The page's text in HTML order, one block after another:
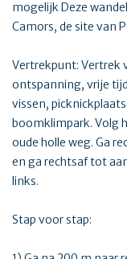
mogelijk Deze
Camors, de site van
Vertrekpunt: Vertrek
ontspanning, vrije
vissen,
boomklimpark. Volg
oude holle weg. Ga
en ga rechtsaf tot
links.
Stap voor stap: